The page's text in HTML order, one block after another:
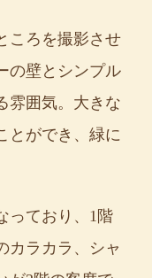
ころを撮影させ
の壁とシンプル
雰囲気。大きな
とができ、緑に
っており、1階
カラカラ、シャ